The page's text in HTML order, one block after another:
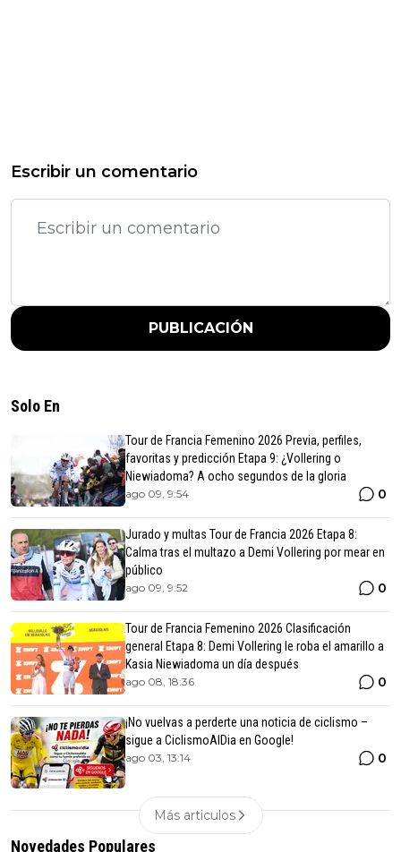
Escribir un comentario
PUBLICACIÓN
Solo En
Tour de Francia Femenino 2026 Previa, perfiles,
favoritas y predicción Etapa 9: ¿Vollering o
Niewiadoma? A ocho segundos de la gloria
ago 09, 9:54 0
Jurado y multas Tour de Francia 2026 Etapa 8:
Calma tras el multazo a Demi Vollering por mear en
público
ago 09, 9:52 0
Tour de Francia Femenino 2026 Clasificación
general Etapa 8: Demi Vollering le roba el amarillo a
Kasia Niewiadoma un día después
ago 08, 18:36 0
¡No vuelvas a perderte una noticia de ciclismo –
sigue a CiclismoAlDia en Google!
ago 03, 13:14 0
Más articulos
Novedades Populares